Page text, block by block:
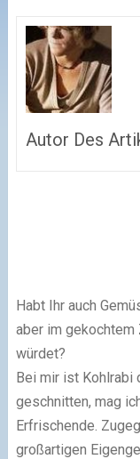
Autor Des
Habt Ihr auch
aber im gekochtem
würdet?
Bei mir ist Kohlrabi
geschnitten, mag
Erfrischende.
großartigen